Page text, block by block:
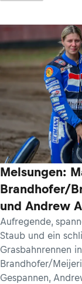
Melsungen:
Brandhofer/
und Andrew
Aufregende,
Staub und ein
Grasbahnrennen
Brandhofer/
Gespannen,